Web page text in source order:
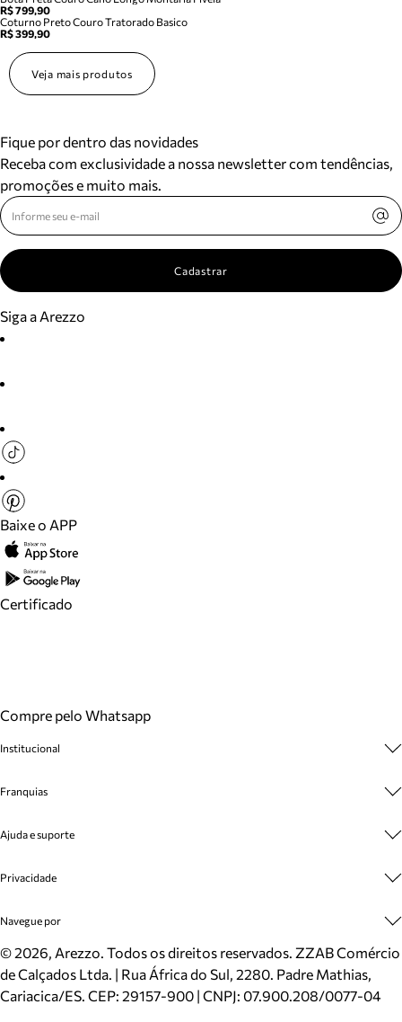
R$ 799,90
Coturno Preto Couro Tratorado Basico
R$ 399,90
Veja mais produtos
Fique por dentro das novidades
Receba com exclusividade a nossa newsletter com tendências,
promoções e muito mais.
Cadastrar
Siga a Arezzo
Baixe o APP
Certificado
Compre pelo Whatsapp
Institucional
Cashback
Venda Corporativa
Mapa do Site
Inverno
Mundo Arezzo
Franquias
Plano de Negócio
Ajuda e suporte
Cadastro
Meus Pedidos
Trocas e Devoluções
Cartão Presente
Localizador de lojas
Privacidade
Politica e Privacidade
Navegue por
Sapatos
Bolsas
Scarpins
©2026, Arezzo. Todos os direitos reservados. ZZAB Comércio
de Calçados Ltda. | Rua África do Sul, 2280. Padre Mathias,
Cariacica/ES. CEP: 29157-900 | CNPJ: 07.900.208/0077-04